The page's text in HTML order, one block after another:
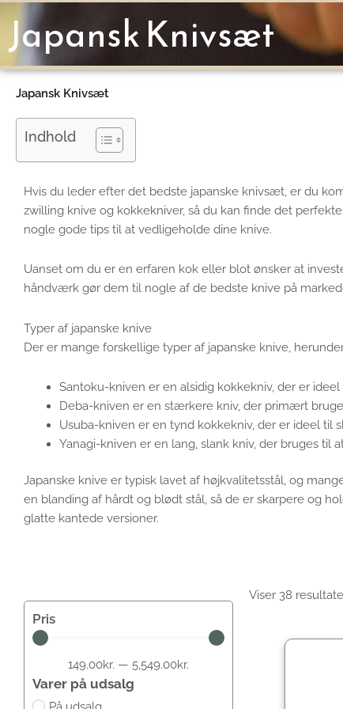
indholdet
Japansk Knivsæt
Japansk Knivsæt
Indhold
Hvis du leder efter det bedste japanske knivsæt, er du
zwilling knive og kokkekniver, så du kan finde det
nogle gode tips til at vedligeholde dine knive.
Uanset om du er en erfaren kok eller blot ønsker at
håndværk gør dem til nogle af de bedste knive på
Typer af japanske knive
Der er mange forskellige typer af japanske knive,
Santoku-kniven er en alsidig kokkekniv, der er
Deba-kniven er en stærkere kniv, der primært
Usuba-kniven er en tynd kokkekniv, der er ideel til
Yanagi-kniven er en lang, slank kniv, der bruges til
Japanske knive er typisk lavet af højkvalitetsstål, og
en blanding af hårdt og blødt stål, så de er skarpere og
glatte kantede versioner.
Pris
149.00kr. — 5,549.00kr.
Varer på udsalg
Viser 38